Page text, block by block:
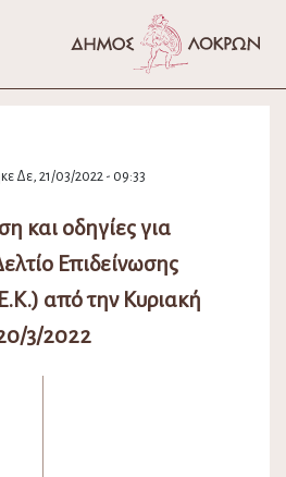
Δε, 21/03/2022 - 09:33
και οδηγίες για
Επιδείνωσης
από την Κυριακή
3/2022